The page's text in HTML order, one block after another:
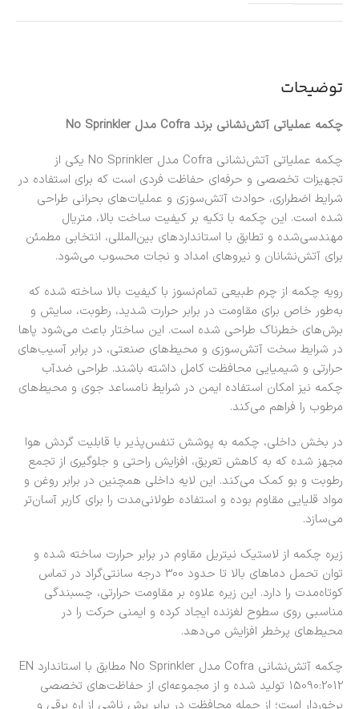
توضیحات
چکمه عملیاتی آتش‌نشانی برند Cofra مدل No Sprinkler
چکمه عملیاتی آتش‌نشانی Cofra مدل No Sprinkler یکی از
تجهیزات تخصصی و حرفه‌ای حفاظت فردی است که برای استفاده در
شرایط اضطراری، حوادث آتش‌سوزی و عملیات‌های بحرانی طراحی
شده است. این چکمه با تکیه بر کیفیت ساخت بالا، متریال
مهندسی‌شده و تطابق با استانداردهای بین‌المللی، انتخابی مطمئن
برای آتش‌نشانان و نیروهای امداد و نجات محسوب می‌شود.
رویه چکمه از چرم طبیعی تمام‌نسوز با کیفیت بالا ساخته شده که
به‌طور خاص برای مقاومت در برابر حرارت شدید، رطوبت، سایش و
برش‌های خطرناک طراحی شده است. این ساختار باعث می‌شود پاها
در شرایط سخت آتش‌سوزی و محیط‌های صنعتی، در برابر آسیب‌های
حرارتی و شیمیایی محافظت کامل داشته باشند. طراحی ضدآب
چکمه نیز امکان استفاده ایمن در شرایط نامساعد جوی و محیط‌های
مرطوب را فراهم می‌کند.
در بخش داخلی، چکمه به پوشش تنفس‌پذیر با قابلیت گردش هوا
مجهز شده که به کاهش تعریق، افزایش راحتی و جلوگیری از تجمع
رطوبت و بو کمک می‌کند. این لایه داخلی همچنین در برابر روغن و
مواد قلیایی مقاوم بوده و استفاده طولانی‌مدت را برای کاربر آسان‌تر
می‌سازد.
زیره چکمه از لاستیک نیتریل مقاوم در برابر حرارت ساخته شده و
توان تحمل دماهای بالا تا حدود 300 درجه سانتی‌گراد در تماس
کوتاه‌مدت را دارد. این زیره علاوه بر مقاومت حرارتی، چسبندگی
مناسبی روی سطوح لغزنده ایجاد کرده و ایمنی حرکت را در
محیط‌های پرخطر افزایش می‌دهد.
چکمه آتش‌نشانی Cofra مدل No Sprinkler مطابق با استاندارد EN
15090:2012 تولید شده و از مجموعه‌ای از حفاظت‌های تخصصی